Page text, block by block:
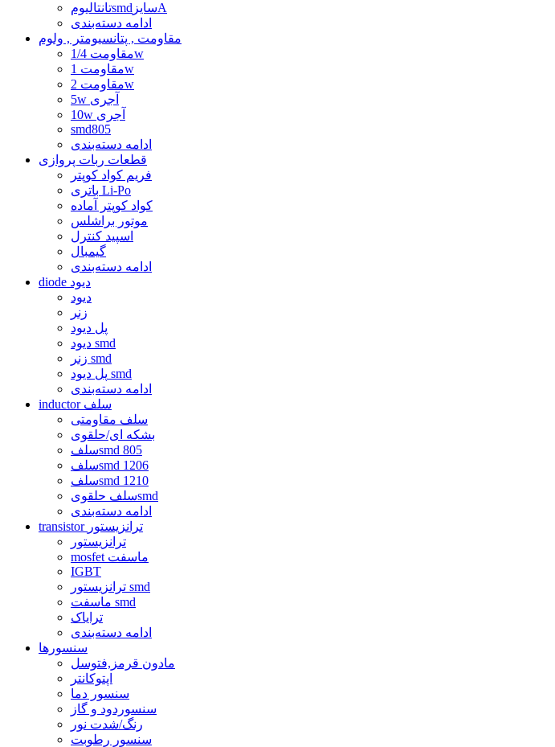
تانتالیومsmdسایزA
ادامه دسته‌بندی
مقاومت , پتانسیومتر , ولوم
مقاومت 1/4w
مقاومت 1w
مقاومت 2w
5w آجری
10w آجری
smd805
ادامه دسته‌بندی
قطعات ربات پروازی
فریم کواد کوپتر
باتری Li-Po
کواد کوپتر آماده
موتور براشلس
اسپید کنترل
گیمبال
ادامه دسته‌بندی
diode دیود
دیود
زنر
پل دیود
دیود smd
زنر smd
پل دیود smd
ادامه دسته‌بندی
inductor سلف
سلف مقاومتی
بشکه ای/حلقوی
سلفsmd 805
سلفsmd 1206
سلفsmd 1210
سلف حلقویsmd
ادامه دسته‌بندی
transistor ترانزیستور
ترانزیستور
mosfet ماسفت
IGBT
ترانزیستور smd
ماسفت smd
ترایاک
ادامه دسته‌بندی
سنسورها
مادون قرمز,فتوسل
اپتوکانتر
سنسور دما
سنسوردود و گاز
رنگ/شدت نور
سنسور رطوبت